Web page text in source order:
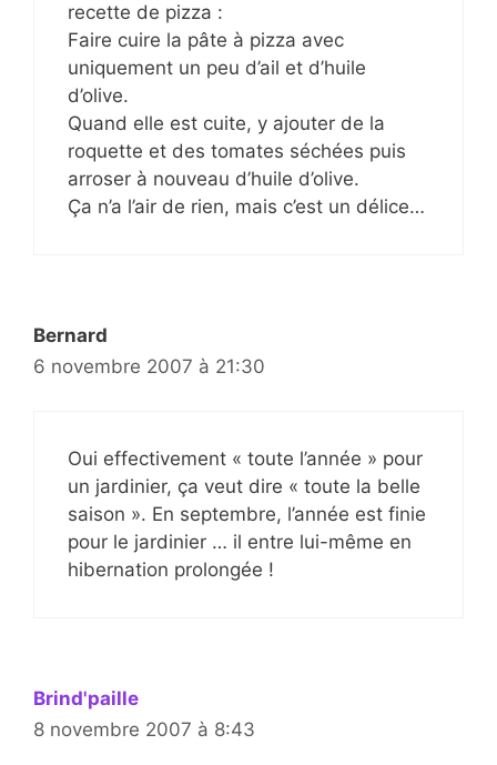
recette de pizza :
Faire cuire la pâte à pizza avec
uniquement un peu d’ail et d’huile
d’olive.
Quand elle est cuite, y ajouter de la
roquette et des tomates séchées puis
arroser à nouveau d’huile d’olive.
Ça n’a l’air de rien, mais c’est un délice…
Bernard
6 novembre 2007 à 21:30
Oui effectivement « toute l’année » pour
un jardinier, ça veut dire « toute la belle
saison ». En septembre, l’année est finie
pour le jardinier … il entre lui-même en
hibernation prolongée !
Brind'paille
8 novembre 2007 à 8:43